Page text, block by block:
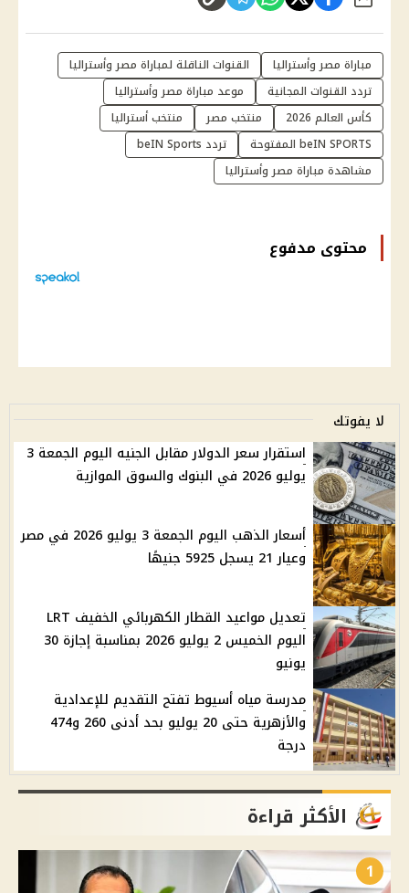
مباراة مصر وأستراليا
القنوات الناقلة لمباراة مصر وأستراليا
تردد القنوات المجانية
موعد مباراة مصر وأستراليا
كأس العالم 2026
منتخب مصر
منتخب أستراليا
beIN SPORTS المفتوحة
تردد beIN Sports
مشاهدة مباراة مصر وأستراليا
محتوى مدفوع
لا يفوتك
استقرار سعر الدولار مقابل الجنيه اليوم الجمعة 3
يوليو 2026 في البنوك والسوق الموازية
أسعار الذهب اليوم الجمعة 3 يوليو 2026 في مصر
وعيار 21 يسجل 5925 جنيهًا
تعديل مواعيد القطار الكهربائي الخفيف LRT
اليوم الخميس 2 يوليو 2026 بمناسبة إجازة 30
يونيو
مدرسة مياه أسيوط تفتح التقديم للإعدادية
والأزهرية حتى 20 يوليو بحد أدنى 260 و474
درجة
الأكثر قراءة
1